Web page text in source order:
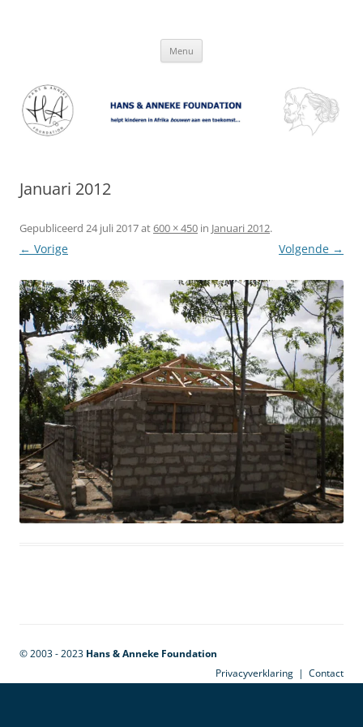
Menu
Januari 2012
Gepubliceerd 24 juli 2017at600 × 450 in Januari 2012.
← Vorige Volgende →
© 2003 - 2023 Hans & Anneke Foundation
Privacyverklaring | Contact